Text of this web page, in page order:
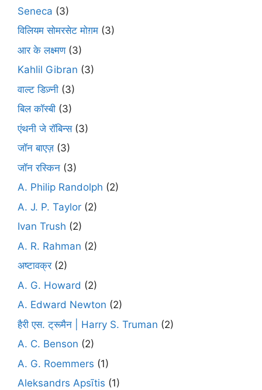
Seneca (3)
विलियम सोमरसेट मोग़म (3)
आर के लक्ष्मण(3)
Kahlil Gibran (3)
वाल्ट डिज़्नी (3)
बिल कॉस्बी (3)
एंथनी जे रॉबिन्स(3)
जॉन बाएज़ (3)
जॉन रस्किन (3)
A. Philip Randolph (2)
A. J. P. Taylor (2)
Ivan Trush (2)
A. R. Rahman (2)
अष्टावक्र(2)
A. G. Howard (2)
A. Edward Newton (2)
हैरी एस. ट्रूमैन | Harry S. Truman (2)
A. C. Benson (2)
A. G. Roemmers (1)
Aleksandrs Apsītis (1)